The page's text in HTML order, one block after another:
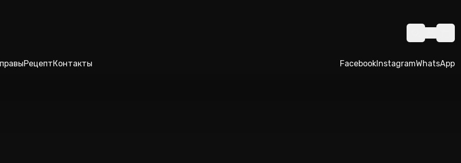
РецептКонтакты FacebookInstagramWhatsApp